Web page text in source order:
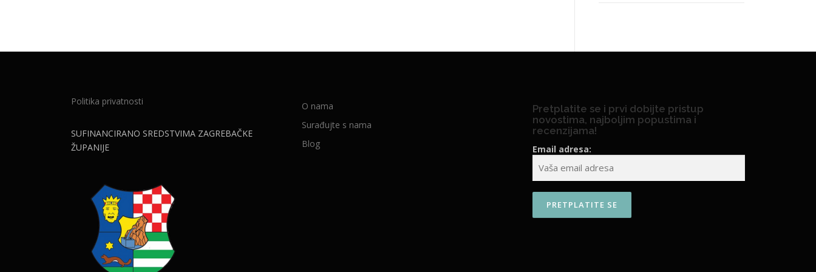
Politika privatnosti
SUFINANCIRANO SREDSTVIMA ZAGREBAČKE
ŽUPANIJE
O nama
Surađujte s nama
Blog
Pretplatite se i prvi dobijte pristup
novostima, najboljim popustima i
recenzijama!
Email adresa: